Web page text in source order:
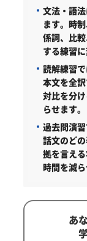
文法・語
ます。時
係詞、比
する練習に
読解練習
本文を全
対比を分
らせます。
過去問演
話文のど
拠を言え
時間を減ら
あ